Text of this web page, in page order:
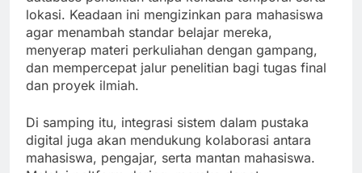
lokasi. Keadaan ini mengizinkan para mahasiswa
agar menambah standar belajar mereka,
menyerap materi perkuliahan dengan gampang,
dan mempercepat jalur penelitian bagi tugas final
dan proyek ilmiah.
Di samping itu, integrasi sistem dalam pustaka
digital juga akan mendukung kolaborasi antara
mahasiswa, pengajar, serta mantan mahasiswa.